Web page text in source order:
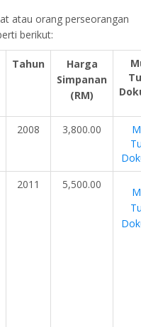
atau orang perseorangan
berikut:
Tahun
Harga
Simpanan
(RM)
2008 3,800.00
2011 5,500.00